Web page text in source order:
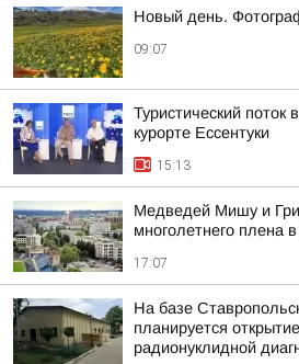
Новый день.
09:07
Туристический поток
курорте Ессентуки
15:13
Медведей Мишу и
многолетнего плена
17:07
На базе
планируется
радионуклидной